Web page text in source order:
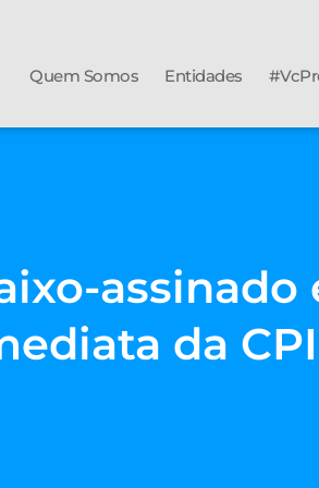
Quem Somos Entidades
assinado
da